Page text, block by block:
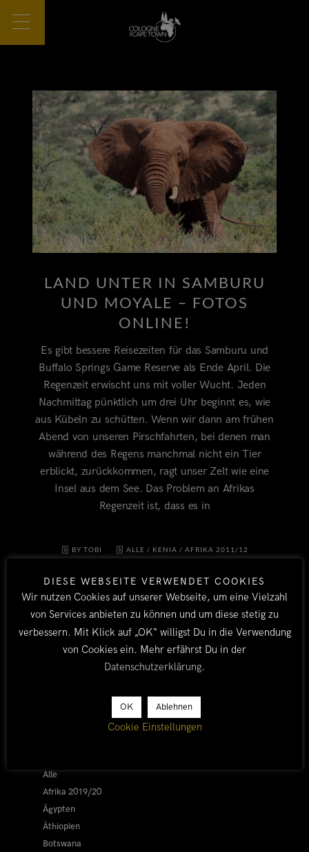
LAND UNTER IN SAMBURU
UND MOYALE – FOTOS
ONLINE!
Es gibt bessere Reisezeiten für das Samburu und
Buffalo Springs Game Reserve als Ende April. Die
Regenzeit erwischt uns mit voller Wucht. Jeden
Nachmittag pünktlich um drei Uhr beginnt es, wie
aus Kübeln zu schütten. Wenn wir dann am frühen
Abend von unseren Pirschfahrten, bei denen man
während des Regens manchmal nicht ein Tier
erblickt, zurückkommen, ragt unser Zelt wie eine
Insel aus dem See. Das Problem an Afrikas
Regenzeit ist, dass es in
BY TOBI ALLE / KENIA / AFRIKA 2011/12
Alle
Afrika 2019/20
Ägypten
Äthiopien
Botswana
DIESE WEBSEITE VERWENDET COOKIES
Wir nutzen Cookies auf unserer Webseite, um eine Vielzahl
von Services anbieten zu können und um diese stetig zu
verbessern. Mit Klick auf „OK“ willigst Du in die Verwendung
von Cookies ein. Mehr erfährst Du in der
Datenschutzerklärung.
OK Ablehnen
Cookie Einstellungen